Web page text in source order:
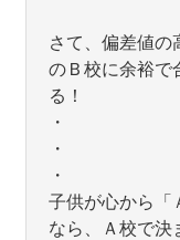
さて、偏差値の
のＢ校に余裕で
る！
・
・
・
子供が心から「
なら、Ａ校で決